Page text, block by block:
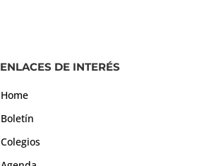
ENLACES DE INTERÉS
Home
Boletín
Colegios